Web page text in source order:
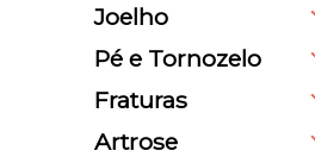
Joelho
Pé e Tornozelo
Fraturas
Artrose